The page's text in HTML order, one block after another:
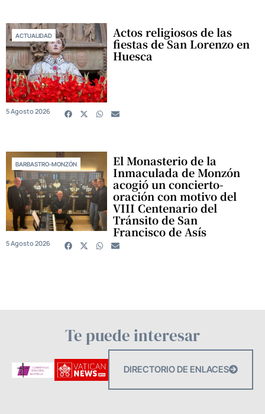
ACTUALIDAD Actos religiosos de las
fiestas de San Lorenzo en
Huesca
5 Agosto 2026
BARBASTRO-MONZÓN El Monasterio de la
Inmaculada de Monzón
acogió un concierto-
oración con motivo del
VIII Centenario del
Tránsito de San
Francisco de Asís
5 Agosto 2026
Te puede interesar
DIRECTORIO DE ENLACES